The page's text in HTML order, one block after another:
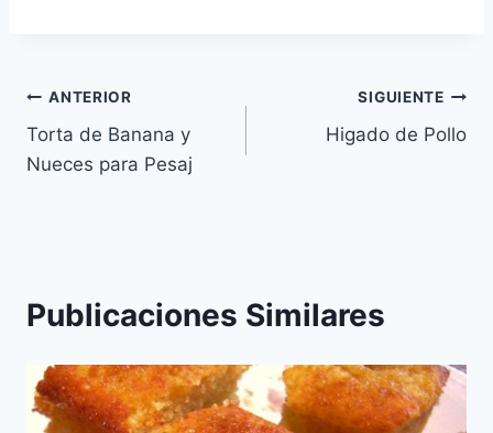
Navegación
de
ANTERIOR
Torta de Banana y
Nueces para Pesaj
SIGUIENTE
Higado de Pollo
Publicaciones Similares